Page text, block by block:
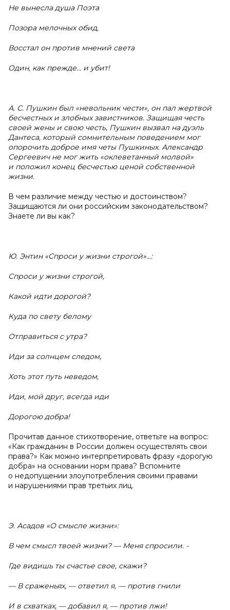
Не вынесла душа Поэта
Позора мелочных обид,
Восстал он против мнений света
Один, как прежде… и убит!
А. С. Пушкин был «невольник чести», он пал жертвой
бесчестных и злобных завистников. Защищая честь
своей жены и свою честь, Пушкин вызвал на дуэль
Дантеса, который сомнительным поведением мог
опорочить доброе имя четы Пушкиных. Александр
Сергеевич не мог жить «оклеветанный молвой»
и положил конец бесчестью ценой собственной
жизни.
В чем различие между честью и достоинством?
Защищаются ли они российским законодательством?
Знаете ли вы как?
Ю. Энтин «Спроси у жизни строгой»...:
Спроси у жизни строгой,
Какой идти дорогой?
Куда по свету белому
Отправиться с утра?
Иди за солнцем следом,
Хоть этот путь неведом,
Иди, мой друг, всегда иди
Дорогою добра!
Прочитав данное стихотворение, ответьте на вопрос:
«Как гражданин в России должен осуществлять свои
права?» Как можно интерпретировать фразу «дорогую
добра» на основании норм права? Вспомните
о недопущении злоупотребления своими правами
и нарушениями прав третьих лиц.
Э. Асадов «О смысле жизни»:
В чем смысл твоей жизни? — Меня спросили. -
Где видишь ты счастье свое, скажи?
— В сраженьях, — ответил я, — против гнили
И в схватках, — добавил я, — против лжи!